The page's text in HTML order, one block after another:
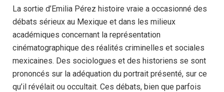
La sortie d’Emilia Pérez histoire vraie a occasionné des
débats sérieux au Mexique et dans les milieux
académiques concernant la représentation
cinématographique des réalités criminelles et sociales
mexicaines. Des sociologues et des historiens se sont
prononcés sur la adéquation du portrait présenté, sur ce
qu’il révélait ou occultait. Ces débats, bien que parfois